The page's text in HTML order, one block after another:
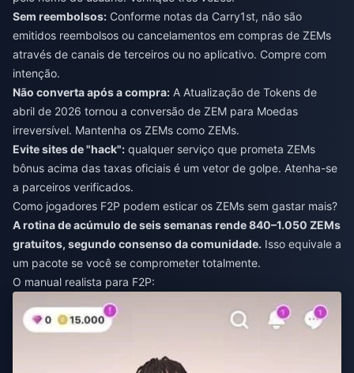
Sem reembolsos: Conforme notas da Carry1st, não são
emitidos reembolsos ou cancelamentos em compras de ZEMs
através de canais de terceiros ou no aplicativo. Compre com
intenção.
Não converta após a compra: A Atualização de Tokens de
abril de 2026 tornou a conversão de ZEM para Moedas
irreversível. Mantenha os ZEMs como ZEMs.
Evite sites de "hack": qualquer serviço que prometa ZEMs
bônus acima das taxas oficiais é um vetor de golpe. Atenha-se
a parceiros verificados.
Como jogadores F2P podem esticar os ZEMs sem gastar mais?
A rotina de acúmulo de seis semanas rende 840–1.050 ZEMs
gratuitos, segundo consenso da comunidade. Isso equivale a
um pacote se você se comprometer totalmente.
O manual realista para F2P: